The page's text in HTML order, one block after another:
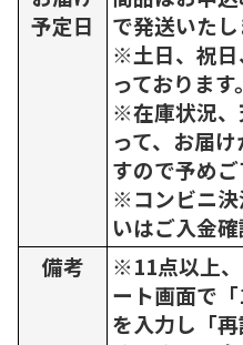
予定日
で発送いたし
※土日、祝日
っております。
※在庫状況、
って、お届
すので予めご
※コンビニ決
いはご入金確
備考
※11点以上
ート画面で
を入力し「